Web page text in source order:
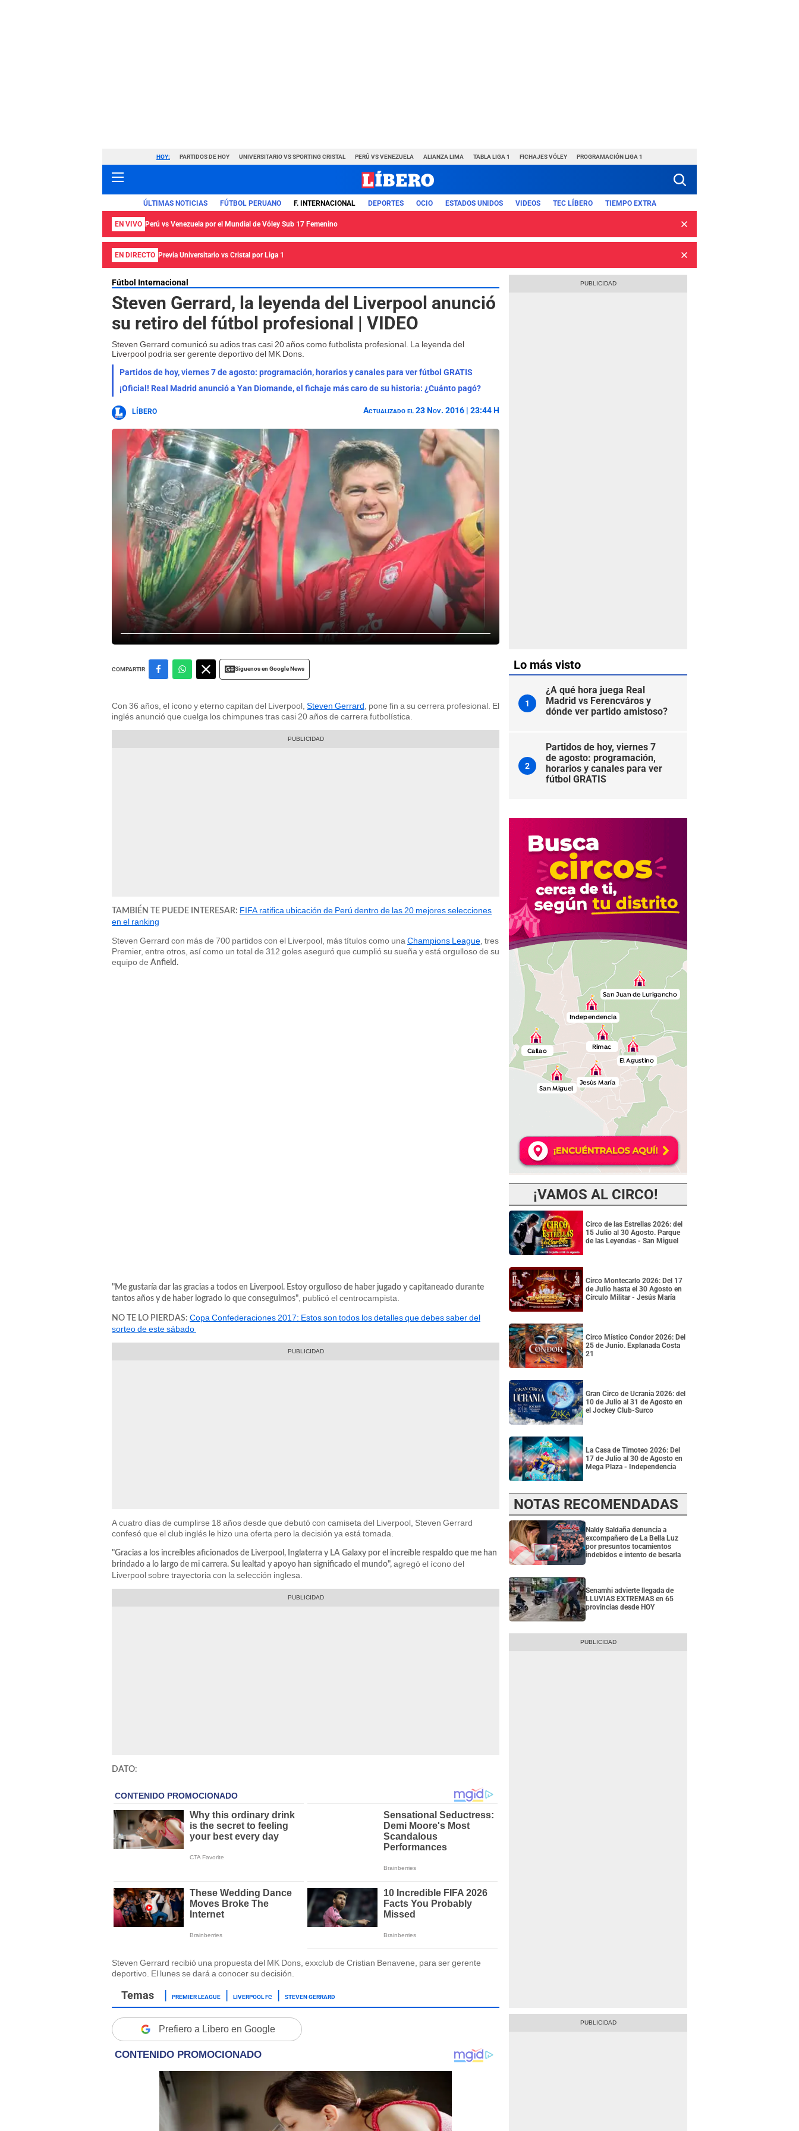
HOY: PARTIDOS DE HOY UNIVERSITARIO VS SPORTING CRISTAL PERÚ VS VENEZUELA ALIANZA LIMA TABLA LIGA 1 FICHAJES VÓLEY PROGRAMACIÓN LIGA 1
ÚLTIMAS NOTICIAS FÚTBOL PERUANO F. INTERNACIONAL DEPORTES OCIO ESTADOS UNIDOS VIDEOS TEC LÍBERO TIEMPO EXTRA
EN VIVO Perú vs Venezuela por el Mundial de Vóley Sub 17 Femenino
EN DIRECTO Previa Universitario vs Cristal por Liga 1
Fútbol Internacional
Steven Gerrard, la leyenda del Liverpool anunció
su retiro del fútbol profesional | VIDEO
Steven Gerrard comunicó su adios tras casi 20 años como futbolista profesional. La leyenda del
Liverpool podria ser gerente deportivo del MK Dons.
Partidos de hoy, viernes 7 de agosto: programación, horarios y canales para ver fútbol GRATIS
¡Oficial! Real Madrid anunció a Yan Diomande, el fichaje más caro de su historia: ¿Cuánto pagó?
LÍBERO Actualizado el 23 Nov. 2016 | 23:44 H
COMPARTIR Siguenos en Google News
Con 36 años, el ícono y eterno capitan del Liverpool, Steven Gerrard , pone fin a su cerrera profesional. El
inglés anunció que cuelga los chimpunes tras casi 20 años de carrera futbolística.
TAMBIÉN TE PUEDE INTERESAR: FIFA ratifica ubicación de Perú dentro de las 20 mejores selecciones
en el ranking
Steven Gerrard con más de 700 partidos con el Liverpool, más títulos como una Champions League , tres
Premier, entre otros, así como un total de 312 goles aseguró que cumplió su sueña y está orgulloso de su
equipo de Anfield.
"Me gustaría dar las gracias a todos en Liverpool. Estoy orgulloso de haber jugado y capitaneado durante
tantos años y de haber logrado lo que conseguimos" , publicó el centrocampista.
NO TE LO PIERDAS: Copa Confederaciones 2017: Estos son todos los detalles que debes saber del
sorteo de este sábado
A cuatro días de cumplirse 18 años desde que debutó con camiseta del Liverpool, Steven Gerrard
confesó que el club inglés le hizo una oferta pero la decisión ya está tomada.
"Gracias a los increíbles aficionados de Liverpool, Inglaterra y LA Galaxy por el increíble respaldo que me han
brindado a lo largo de mi carrera. Su lealtad y apoyo han significado el mundo", agregó el ícono del
Liverpool sobre trayectoria con la selección inglesa.
DATO:
Steven Gerrard recibió una propuesta del MK Dons, exxclub de Cristian Benavene, para ser gerente
deportivo. El lunes se dará a conocer su decisión.
PREMIER LEAGUE LIVERPOOL FC STEVEN GERRARD
Prefiero a Libero en Google
Lo más visto
1
¿A qué hora juega Real
Madrid vs Ferencváros y
dónde ver partido amistoso?
2
Partidos de hoy, viernes 7
de agosto: programación,
horarios y canales para ver
fútbol GRATIS
¡VAMOS AL CIRCO!
Circo de las Estrellas 2026: del
15 Julio al 30 Agosto. Parque
de las Leyendas - San Miguel
Circo Montecarlo 2026: Del 17
de Julio hasta el 30 Agosto en
Círculo Militar - Jesús María
Circo Místico Condor 2026: Del
25 de Junio. Explanada Costa
21
Gran Circo de Ucrania 2026: del
10 de Julio al 31 de Agosto en
el Jockey Club-Surco
La Casa de Timoteo 2026: Del
17 de Julio al 30 de Agosto en
Mega Plaza - Independencia
NOTAS RECOMENDADAS
Naldy Saldaña denuncia a
excompañero de La Bella Luz
por presuntos tocamientos
indebidos e intento de besarla
Senamhi advierte llegada de
LLUVIAS EXTREMAS en 65
provincias desde HOY